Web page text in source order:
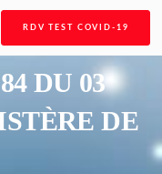
RDV TEST COVID-19
DU 03
DE